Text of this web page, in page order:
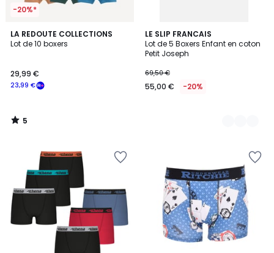
-20%*
LA REDOUTE COLLECTIONS
Lot de 10 boxers
23,99 €
29,99 €
5
/
5
/
LE SLIP FRANCAIS
Lot de 5 Boxers Enfant en coton
Petit Joseph
69,50 €
55,00 € -20%
4
Couleurs